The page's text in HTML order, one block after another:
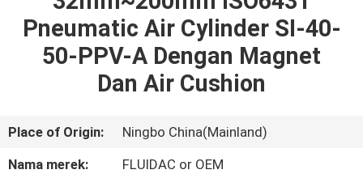
PRODUK
TENTANG
Pneumatic Air Cylinder SI-40-
50-PPV-A Dengan Magnet
Dan Air Cushion
Place of Origin:
Ningbo China(Mainland)
Nama merek:
FLUIDAC or OEM